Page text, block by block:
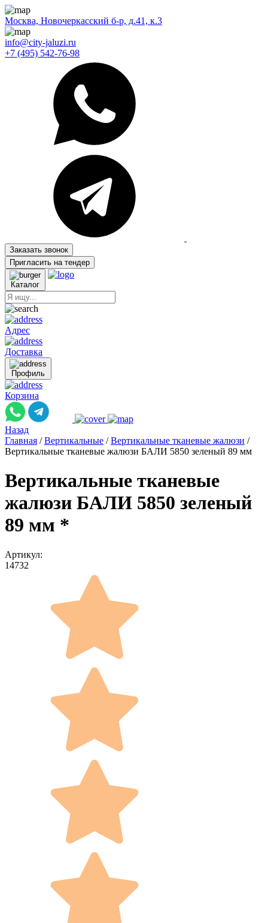
Москва, Новочеркасский б-р, д.41, к.3
info@city-jaluzi.ru
+7 (495) 542-76-98
Заказать звонок
Пригласить на тендер
Каталог
Адрес
Доставка
Профиль
Корзина
Назад
Главная / Вертикальные / Вертикальные тканевые жалюзи /
Вертикальные тканевые жалюзи БАЛИ 5850 зеленый 89 мм
Вертикальные тканевые
жалюзи БАЛИ 5850 зеленый
89 мм *
Артикул:
14732